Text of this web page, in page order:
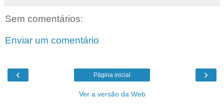
Sem comentários:
Enviar um comentário
‹ ›
Página inicial
Ver a versão da Web